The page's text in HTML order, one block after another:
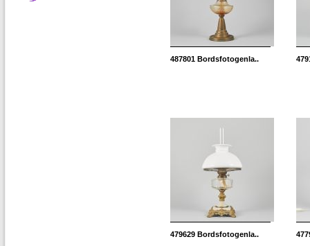
487801 Bordsfotogenla..
479629 Bordsfotogenla..